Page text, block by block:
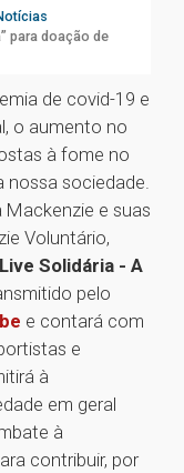
para doação de
de covid-19 e
o aumento no
à fome no
nossa sociedade.
Mackenzie e suas
Voluntário,
Live Solidária - A
pelo
e contará com
e
à
em geral
à
contribuir, por